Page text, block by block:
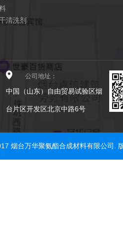
清洗剂
公司地址：
中国（山东）自由贸易试验区烟
台片区开发区北京中路6号
烟台万华聚氨酯合成材料有限公司.